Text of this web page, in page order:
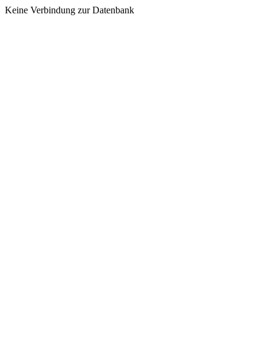
Keine Verbindung zur Datenbank